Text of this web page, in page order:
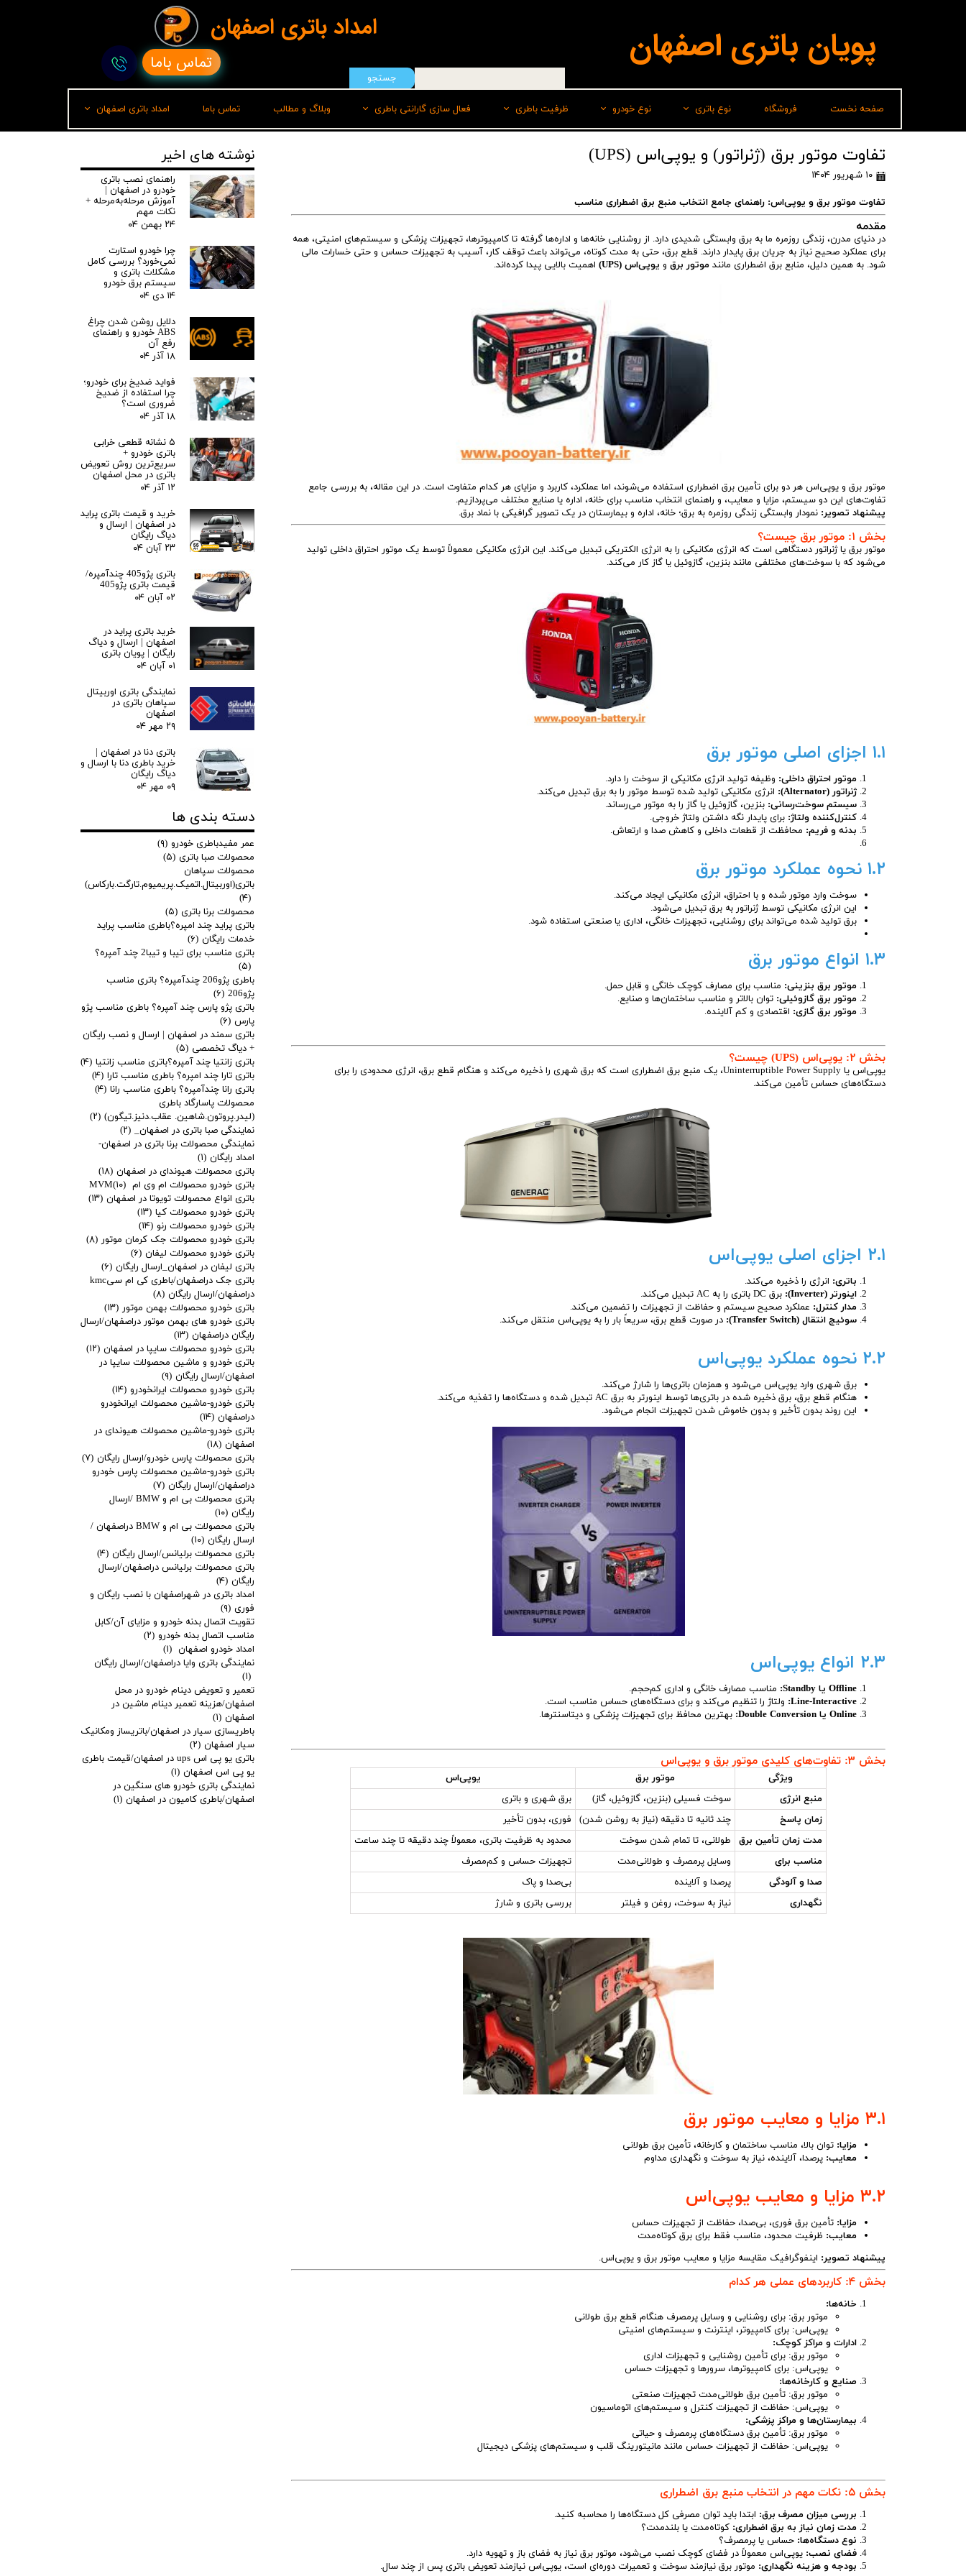
صفحه نخست فروشگاه نوع باتری
لیدر(پاسارگاد)
باتری شارک
سپاهان باتری
وایا باتری
نوع خودرو
هیوندای
رنو
ام وی امMVM
جک KMC/JAC
بهمن موتور
پارس خودرو
لیفان
جیلی
دوو
لکسوس
نیسان
ظرفیت باطری
60 امپر پایه بلند R
70 امپر بلند L
برلیانس
70 امپر بلندR
74 امپر
فعال سازی گارانتی باطری
وایا
وبلاگ و مطالب تماس باما امداد باتری اصفهان
پویان باتری اصفهان تماس باما
جستجو
امداد باتری اصفهان
تفاوت موتور برق (ژنراتور) و یوپی‌اس (UPS)
۱۰ شهریور ۱۴۰۴
تفاوت موتور برق و یوپی‌اس: راهنمای جامع انتخاب منبع برق اضطراری مناسب
مقدمه
در دنیای مدرن، زندگی روزمره ما به برق وابستگی شدیدی دارد. از روشنایی خانه‌ها و اداره‌ها گرفته تا کامپیوترها، تجهیزات پزشکی و سیستم‌های امنیتی، همه
برای عملکرد صحیح نیاز به جریان برق پایدار دارند. قطع برق، حتی به مدت کوتاه، می‌تواند باعث توقف کار، آسیب به تجهیزات حساس و حتی خسارات مالی
شود. به همین دلیل، منابع برق اضطراری مانند موتور برق و یوپی‌اس (UPS) اهمیت بالایی پیدا کرده‌اند.
موتور برق و یوپی‌اس هر دو برای تأمین برق اضطراری استفاده می‌شوند، اما عملکرد، کاربرد و مزایای هر کدام متفاوت است. در این مقاله، به بررسی جامع
تفاوت‌های این دو سیستم، مزایا و معایب، و راهنمای انتخاب مناسب برای خانه، اداره یا صنایع مختلف می‌پردازیم.
پیشنهاد تصویر: نمودار وابستگی زندگی روزمره به برق؛ خانه، اداره و بیمارستان در یک تصویر گرافیکی با نماد برق.
بخش ۱: موتور برق چیست؟
موتور برق یا ژنراتور دستگاهی است که انرژی مکانیکی را به انرژی الکتریکی تبدیل می‌کند. این انرژی مکانیکی معمولاً توسط یک موتور احتراق داخلی تولید
می‌شود که با سوخت‌های مختلفی مانند بنزین، گازوئیل یا گاز کار می‌کند.
۱.۱ اجزای اصلی موتور برق
موتور احتراق داخلی: وظیفه تولید انرژی مکانیکی از سوخت را دارد.
ژنراتور (Alternator):
انرژی مکانیکی تولید شده توسط موتور را به برق تبدیل می‌کند.
سیستم سوخت‌رسانی: بنزین، گازوئیل یا گاز را به موتور می‌رساند.
کنترل‌کننده ولتاژ: برای پایدار نگه داشتن ولتاژ خروجی.
بدنه و فریم: محافظت از قطعات داخلی و کاهش صدا و ارتعاش.
۱.۲ نحوه عملکرد موتور برق
سوخت وارد موتور شده و با احتراق، انرژی مکانیکی ایجاد می‌کند.
این انرژی مکانیکی توسط ژنراتور به برق تبدیل می‌شود.
برق تولید شده می‌تواند برای روشنایی، تجهیزات خانگی، اداری یا صنعتی استفاده شود.
۱.۳ انواع موتور برق
موتور برق بنزینی: مناسب برای مصارف کوچک خانگی و قابل حمل.
موتور برق گازوئیلی: توان بالاتر و مناسب ساختمان‌ها و صنایع.
موتور برق گازی: اقتصادی و کم آلاینده.
بخش ۲: یوپی‌اس (UPS) چیست؟
یوپی‌اس یا Uninterruptible Power Supply، یک منبع برق اضطراری است که برق شهری را ذخیره می‌کند و هنگام قطع برق، انرژی محدودی را برای
دستگاه‌های حساس تأمین می‌کند.
۲.۱ اجزای اصلی یوپی‌اس
باتری: انرژی را ذخیره می‌کند.
اینورتر (Inverter):
برق DC باتری را به AC تبدیل می‌کند.
مدار کنترل: عملکرد صحیح سیستم و حفاظت از تجهیزات را تضمین می‌کند.
سوئیچ انتقال (Transfer Switch):
در صورت قطع برق، سریعاً بار را به یوپی‌اس منتقل می‌کند.
۲.۲ نحوه عملکرد یوپی‌اس
برق شهری وارد یوپی‌اس می‌شود و همزمان باتری‌ها را شارژ می‌کند.
هنگام قطع برق، برق ذخیره شده در باتری‌ها توسط اینورتر به برق AC تبدیل شده و دستگاه‌ها را تغذیه می‌کند.
این روند بدون تأخیر و بدون خاموش شدن تجهیزات انجام می‌شود.
۲.۳ انواع یوپی‌اس
Offline یا Standby:
مناسب مصارف خانگی و اداری کم‌حجم.
Line-Interactive: ولتاژ را تنظیم می‌کند و برای دستگاه‌های حساس مناسب است.
Online یا Double Conversion:
بهترین محافظ برای تجهیزات پزشکی و دیتاسنترها.
بخش ۳: تفاوت‌های کلیدی موتور برق و یوپی‌اس
ویژگی موتور برق
یوپی‌اس
منبع انرژی
سوخت فسیلی (بنزین، گازوئیل، گاز)
برق شهری و باتری
زمان پاسخ
چند ثانیه تا دقیقه (نیاز به روشن شدن)
فوری، بدون تأخیر
مدت زمان تأمین برق
طولانی، تا تمام شدن سوخت
محدود به ظرفیت باتری، معمولاً چند دقیقه تا چند ساعت
مناسب برای
وسایل پرمصرف و طولانی‌مدت
تجهیزات حساس و کم‌مصرف
صدا و آلودگی
پرصدا و آلاینده
بی‌صدا و پاک
نگهداری
نیاز به سوخت، روغن و فیلتر بررسی باتری و شارژ
۳.۱ مزایا و معایب موتور برق
مزایا: توان بالا، مناسب ساختمان و کارخانه، تأمین برق طولانی
معایب: پرصدا، آلاینده، نیاز به سوخت و نگهداری مداوم
۳.۲ مزایا و معایب یوپی‌اس
مزایا: تأمین برق فوری، بی‌صدا، حفاظت از تجهیزات حساس
معایب: ظرفیت محدود، مناسب فقط برای برق کوتاه‌مدت
پیشنهاد تصویر: اینفوگرافیک مقایسه مزایا و معایب موتور برق و یوپی‌اس.
بخش ۴: کاربردهای عملی هر کدام
خانه‌ها:
موتور برق: برای روشنایی و وسایل پرمصرف هنگام قطع برق طولانی
یوپی‌اس: برای کامپیوتر، اینترنت و سیستم‌های امنیتی
ادارات و مراکز کوچک:
موتور برق: برای تأمین روشنایی و تجهیزات اداری
یوپی‌اس: برای کامپیوترها، سرورها و تجهیزات حساس
صنایع و کارخانه‌ها:
موتور برق: تأمین برق طولانی‌مدت تجهیزات صنعتی
یوپی‌اس: حفاظت از تجهیزات کنترل و سیستم‌های اتوماسیون
بیمارستان‌ها و مراکز پزشکی:
موتور برق: تأمین برق دستگاه‌های پرمصرف و حیاتی
یوپی‌اس: حفاظت از تجهیزات حساس مانند مانیتورینگ قلب و سیستم‌های پزشکی دیجیتال
بخش ۵: نکات مهم در انتخاب منبع برق اضطراری
بررسی میزان مصرف برق: ابتدا باید توان مصرفی کل دستگاه‌ها را محاسبه کنید.
مدت زمان نیاز به برق اضطراری: کوتاه‌مدت یا بلندمدت؟
نوع دستگاه‌ها: حساس یا پرمصرف؟
فضای نصب: یوپی‌اس معمولاً در فضای کوچک نصب می‌شود، موتور برق نیاز به فضای باز و تهویه دارد.
بودجه و هزینه نگهداری: موتور برق نیازمند سوخت و تعمیرات دوره‌ای است، یوپی‌اس نیازمند تعویض باتری پس از چند سال.
نوشته های اخیر
راهنمای نصب باتری
خودرو در اصفهان |
آموزش مرحله‌به‌مرحله +
نکات مهم
۲۴ بهمن ۰۴
چرا خودرو استارت
نمی‌خورد؟ بررسی کامل
مشکلات باتری و
سیستم برق خودرو
۱۴ دی ۰۴
دلایل روشن شدن چراغ
ABS خودرو و راهنمای
رفع آن
۱۸ آذر ۰۴
فواید ضدیخ برای خودرو؛
چرا استفاده از ضدیخ
ضروری است؟
۱۸ آذر ۰۴
۵ نشانه قطعی خرابی
باتری خودرو +
سریع‌ترین روش تعویض
باتری در محل اصفهان
۱۲ آذر ۰۴
خرید و قیمت باتری پراید
در اصفهان | ارسال و
دیاگ رایگان
۲۳ آبان ۰۴
باتری پژو405 چندآمپره/
قیمت باتری پژو405
۰۲ آبان ۰۴
خرید باتری پراید در
اصفهان | ارسال و دیاگ
رایگان | پویان باتری
۰۱ آبان ۰۴
نمایندگی باتری اوربیتال
سپاهان باتری در
اصفهان
۲۹ مهر ۰۴
باتری دنا در اصفهان |
خرید باطری دنا با ارسال و
دیاگ رایگان
۰۹ مهر ۰۴
دسته بندی ها
عمر مفیدباطری خودرو (۹)
محصولات صبا باتری (۵)
محصولات سپاهان
باتری(اوربیتال.اتمیک.پریمیوم.تارگت.بارکاس)
(۴)
محصولات برنا باتری (۵)
باتری پراید چند امپره؟باطری مناسب پراید
خدمات رایگان (۶)
باتری مناسب برای تیبا و تیبا2 چند آمپره؟
(۵)
باطری پژو206 چندآمپره؟ باتری مناسب
پژو206
(۶)
باتری پژو پارس چند آمپره؟ باطری مناسب پژو
پارس (۶)
باتری سمند در اصفهان | ارسال و نصب رایگان
+ دیاگ تخصصی (۵)
باتری زانتیا چند آمپره؟باتری مناسب زانتیا (۴)
باتری تارا چند امپره؟ باطری مناسب تارا (۴)
باتری رانا چندآمپره؟ باطری مناسب رانا (۴)
محصولات پاسارگاد باطری
(لیدر.پروتون.شاهین. عقاب.دنیز.تیگون) (۲)
نمایندگی صبا باتری در اصفهان_ (۲)
نمایندگی محصولات برنا باتری در اصفهان-
امداد رایگان (۱)
باتری محصولات هیوندای در اصفهان (۱۸)
باتری خودرو محصولات ام وی ام MVM (۱۰)
باتری انواع محصولات تویوتا در اصفهان (۱۳)
باتری خودرو محصولات کیا (۱۳)
باتری خودرو محصولات رنو (۱۴)
باتری خودرو محصولات جک کرمان موتور (۸)
باتری خودرو محصولات لیفان (۶)
باتری لیفان در اصفهان_ارسال رایگان (۶)
باتری جک دراصفهان/باطری کی ام سیkmc
دراصفهان/ارسال رایگان (۸)
باتری خودرو محصولات بهمن موتور (۱۳)
باتری خودرو های بهمن موتور دراصفهان/ارسال
رایگان دراصفهان (۱۳)
باتری خودرو محصولات سایپا در اصفهان (۱۲)
باتری خودرو و ماشین محصولات سایپا در
اصفهان/ارسال رایگان (۹)
باتری خودرو محصولات ایرانخودرو (۱۴)
باتری خودرو-ماشین محصولات ایرانخودرو
دراصفهان (۱۴)
باتری خودرو-ماشین محصولات هیوندای در
اصفهان (۱۸)
باتری محصولات پارس خودرو/ارسال رایگان (۷)
باتری خودرو-ماشین محصولات پارس خودرو
دراصفهان/ارسال رایگان (۷)
باتری محصولات بی ام و BMW /ارسال
رایگان (۱۰)
باتری محصولات بی ام و BMW دراصفهان /
ارسال رایگان (۱۰)
باتری محصولات برلیانس/ارسال رایگان (۴)
باتری محصولات برلیانس دراصفهان/ارسال
رایگان (۴)
امداد باتری در شهراصفهان با نصب رایگان و
فوری (۹)
تقویت اتصال بدنه خودرو و مزایای آن/کابل
مناسب اتصال بدنه خودرو (۲)
امداد خودرو اصفهان (۱)
نمایندگی باتری وایا دراصفهان/ارسال رایگان
(۱)
تعمیر و تعویض دینام خودرو در محل
اصفهان/هزینه تعمیر دینام ماشین در
اصفهان (۱)
باطریسازی سیار در اصفهان/باتریساز ومکانیک
سیار اصفهان (۲)
باتری یو پی اس ups در اصفهان/قیمت باطری
یو پی اس اصفهان (۱)
نمایندگی باتری خودرو های سنگین در
اصفهان/باطری کامیون در اصفهان (۱)